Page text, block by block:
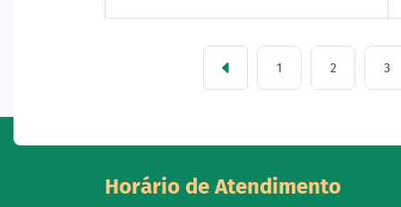
1 2 3
Horário de Atendimento